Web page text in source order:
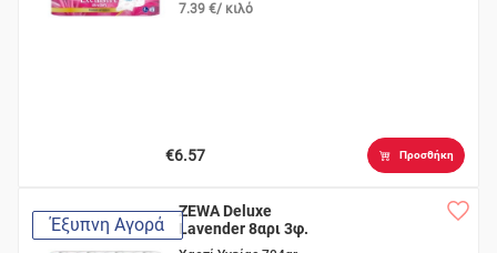
7.39 €/ κιλό
€6.57 Προσθήκη
Έξυπνη Αγορά
ZEWA Deluxe
Lavender 8αρι 3φ.